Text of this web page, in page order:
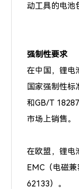
动工具的电池
强制性要求
在中国，锂电
国家强制性标
和GB/T
市场上销售。
在欧盟，锂电
EMC（电磁
62133）。